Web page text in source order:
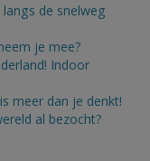
de snelweg
je mee?
Indoor
meer dan je denkt!
al bezocht?